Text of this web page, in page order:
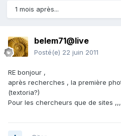
1 mois après...
belem71@live
Posté(e) 22 juin 2011
RE bonjour ,
après recherches , la première
(textoria?)
Pour les chercheurs que de sites